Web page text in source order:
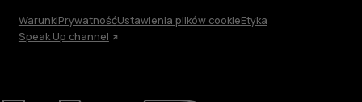
WarunkiPrywatnośćUstawienia plików cookieEtyka
Speak Up channel